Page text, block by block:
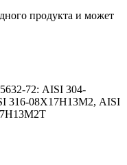
продукта и может
72: AISI 304-
316-08Х17Н13М2, AISI